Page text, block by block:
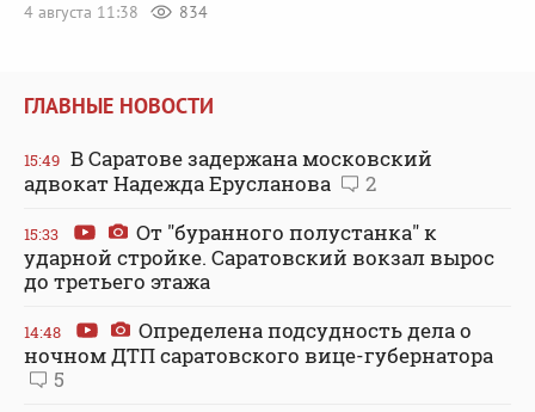
4 августа 11:38
834
ГЛАВНЫЕ НОВОСТИ
15:49 В Саратове задержана московский
адвокат Надежда Ерусланова
2
15:33
От "буранного полустанка" к
ударной стройке. Саратовский вокзал вырос
до третьего этажа
14:48
Определена подсудность дела о
ночном ДТП саратовского вице-губернатора
5